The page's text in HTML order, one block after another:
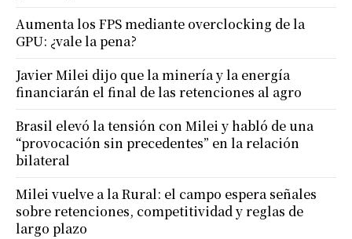
Aumenta los FPS mediante overclocking de la
GPU: ¿vale la pena?
Javier Milei dijo que la minería y la energía
financiarán el final de las retenciones al agro
Brasil elevó la tensión con Milei y habló de una
“provocación sin precedentes” en la relación
bilateral
Milei vuelve a la Rural: el campo espera señales
sobre retenciones, competitividad y reglas de
largo plazo